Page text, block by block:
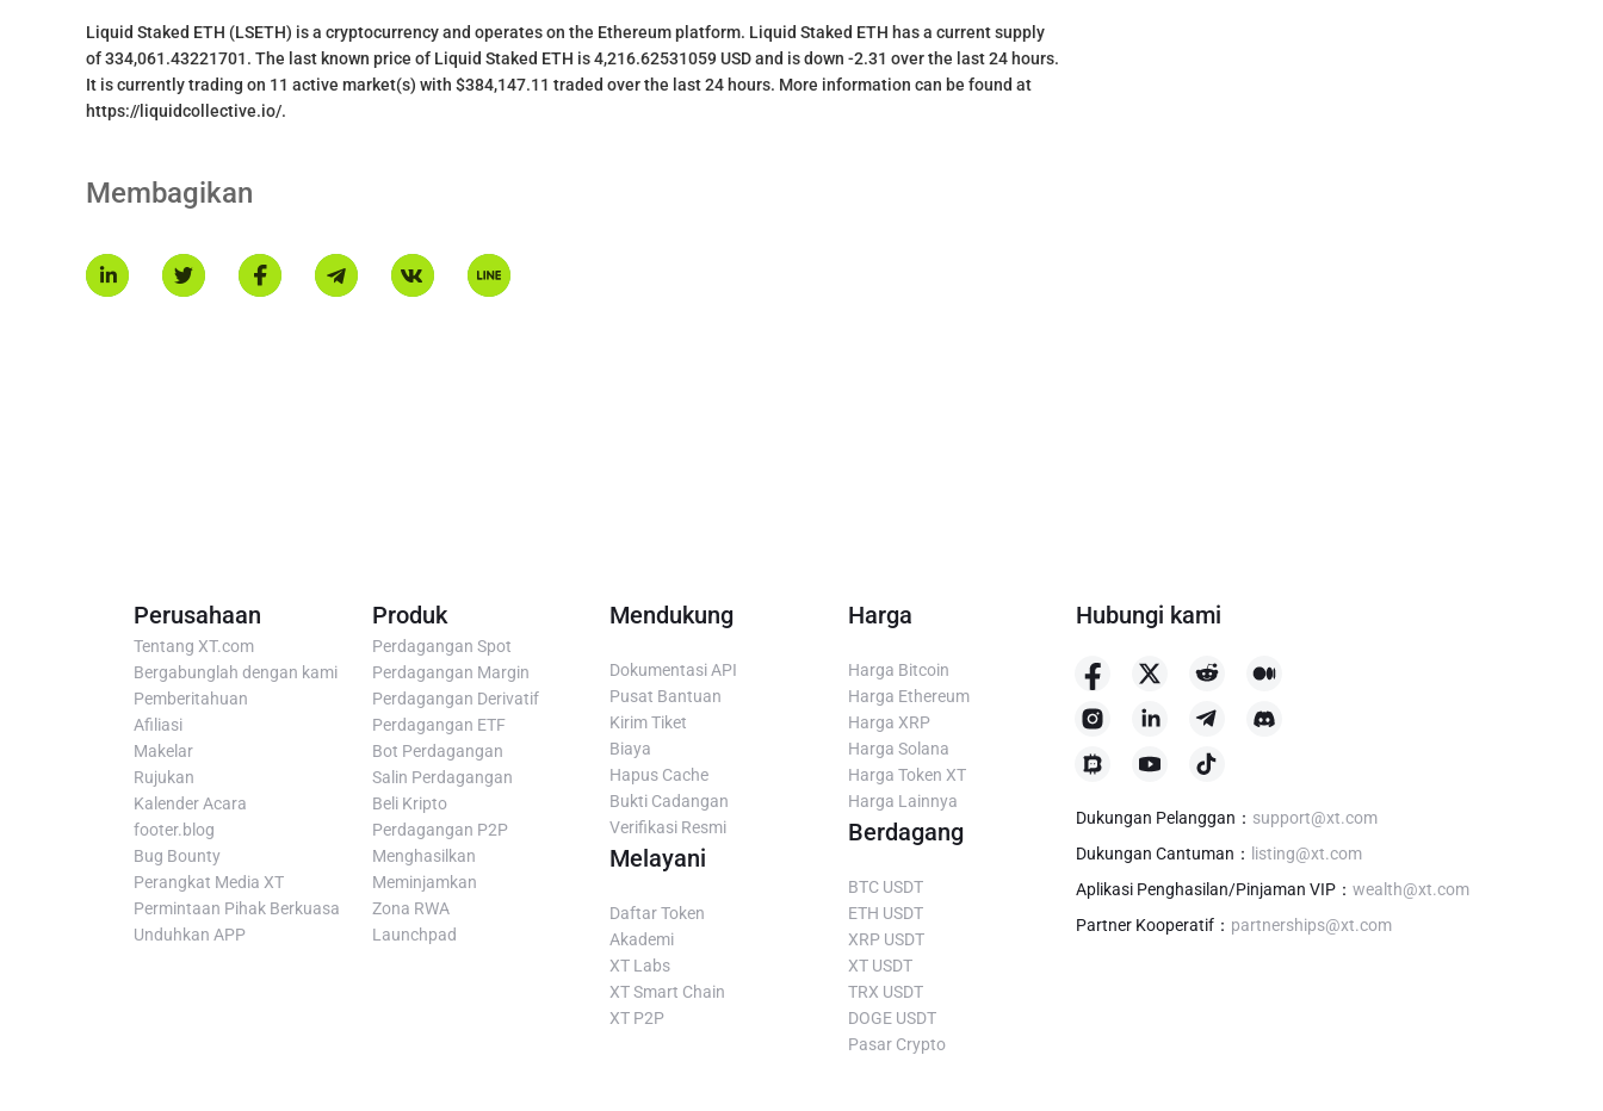
Liquid Staked ETH (LSETH) is a cryptocurrency and operates on the Ethereum platform. Liquid Staked ETH has a current supply
of 334,061.43221701. The last known price of Liquid Staked ETH is 4,216.62531059 USD and is down -2.31 over the last 24 hours.
It is currently trading on 11 active market(s) with $384,147.11 traded over the last 24 hours. More information can be found at
https://liquidcollective.io/.
Membagikan
Perusahaan
Tentang XT.com
Bergabunglah dengan kami
Pemberitahuan
Afiliasi
Makelar
Rujukan
Kalender Acara
footer.blog
Bug Bounty
Perangkat Media XT
Permintaan Pihak Berkuasa
Unduhkan APP
Produk
Perdagangan Spot
Perdagangan Margin
Perdagangan Derivatif
Perdagangan ETF
Bot Perdagangan
Salin Perdagangan
Beli Kripto
Perdagangan P2P
Menghasilkan
Meminjamkan
Zona RWA
Launchpad
Mendukung
Dokumentasi API
Pusat Bantuan
Kirim Tiket
Biaya
Hapus Cache
Bukti Cadangan
Verifikasi Resmi
Melayani
Daftar Token
Akademi
XT Labs
XT Smart Chain
XT P2P
Harga
Harga Bitcoin
Harga Ethereum
Harga XRP
Harga Solana
Harga Token XT
Harga Lainnya
Berdagang
BTC USDT
ETH USDT
XRP USDT
XT USDT
TRX USDT
DOGE USDT
Pasar Crypto
Hubungi kami
Dukungan Pelanggan ： support@xt.com
Dukungan Cantuman ：
listing@xt.com
Aplikasi Penghasilan/Pinjaman VIP ： wealth@xt.com
Partner Kooperatif ： partnerships@xt.com